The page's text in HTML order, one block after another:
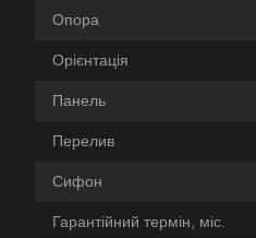
Опора
Орієнтація
Панель
Перелив
Сифон
Гарантійний термін, міс.